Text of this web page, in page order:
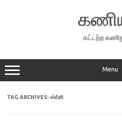
கட்டற்ற
Menu
TAG ARCHIVES: ஸ்ரீனி